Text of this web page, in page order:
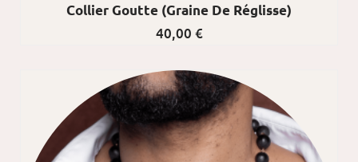
Collier Goutte (graine De Réglisse)
40,00 €